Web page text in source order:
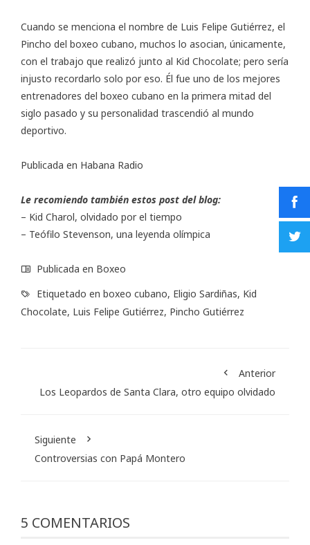
Cuando se menciona el nombre de Luis Felipe Gutiérrez, el
Pincho del boxeo cubano, muchos lo asocian, únicamente,
con el trabajo que realizó junto al Kid Chocolate; pero sería
injusto recordarlo solo por eso. Él fue uno de los mejores
entrenadores del boxeo cubano en la primera mitad del
siglo pasado y su personalidad trascendió al mundo
deportivo.
Publicada en Habana Radio
Le recomiendo también estos post del blog:
– Kid Charol, olvidado por el tiempo
– Teófilo Stevenson, una leyenda olímpica
Publicada en Boxeo
Etiquetado en boxeo cubano, Eligio Sardiñas, Kid
Chocolate, Luis Felipe Gutiérrez, Pincho Gutiérrez
Anterior
Los Leopardos de Santa Clara, otro equipo olvidado
Siguiente
Controversias con Papá Montero
5 COMENTARIOS